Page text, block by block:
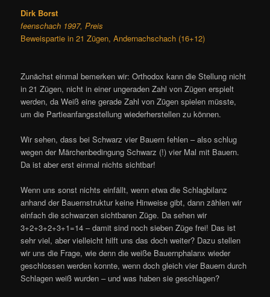
Dirk Borst
feenschach 1997, Preis
Beweispartie in 21 Zügen, Andernachschach (16+12)
Zunächst einmal bemerken wir: Orthodox kann die Stellung nicht
in 21 Zügen, nicht in einer ungeraden Zahl von Zügen erspielt
werden, da Weiß eine gerade Zahl von Zügen spielen müsste,
um die Partieanfangsstellung wiederherstellen zu können.
Wir sehen, dass bei Schwarz vier Bauern fehlen – also schlug
wegen der Märchenbedingung Schwarz (!) vier Mal mit Bauern.
Da ist aber erst einmal nichts sichtbar!
Wenn uns sonst nichts einfällt, wenn etwa die Schlagbilanz
anhand der Bauernstruktur keine Hinweise gibt, dann zählen wir
einfach die schwarzen sichtbaren Züge. Da sehen wir
3+2+3+2+3+1=14 – damit sind noch sieben Züge frei! Das ist
sehr viel, aber vielleicht hilft uns das doch weiter? Dazu stellen
wir uns die Frage, wie denn die weiße Bauernphalanx wieder
geschlossen werden konnte, wenn doch gleich vier Bauern durch
Schlagen weiß wurden – und was haben sie geschlagen?